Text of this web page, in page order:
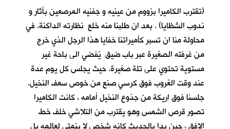
(تقترب الكاميرا بزووم من عينيه و جفنيه المرصعين بأثار و
ندوب الشظايا) . بعد ان طلبنا منه خلع نظارته الداكنة. في
محاولة منا ان تسبر كأميراتنا خفايا هذا الرجل الذي خرج
من غرفته الصغيرة عبر باب ضيق يُفضي الى باحة غير
مستوية تحتوي على تلة صغيرة. حيث يجلس كل يوم عدة
عند وقت الغروب فوق كرسي صنع من خوص سعف النخيل.
جلسنا فوق اريكة من جذوع النخيل أمامه ، كانت الكاميرا
تصور قرص الشمس وهو يقترب من التلاشي خلف خط